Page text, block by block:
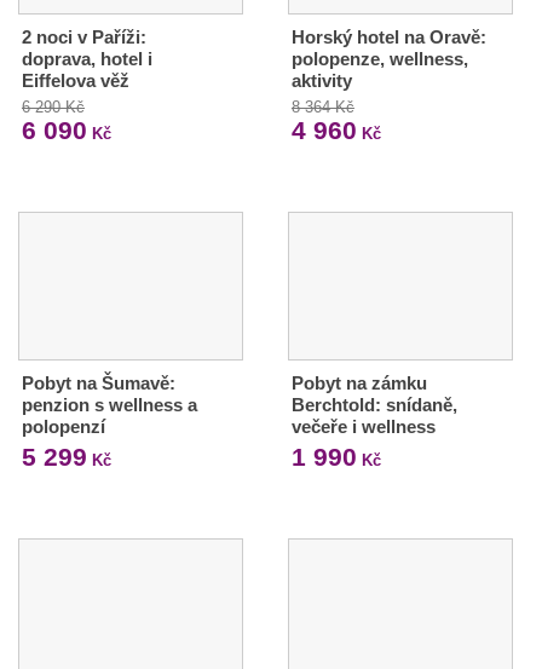
2 noci v Paříži:
doprava, hotel i
Eiffelova věž
6 290 Kč
6 090 Kč
Horský hotel na Oravě:
polopenze, wellness,
aktivity
8 364 Kč
4 960 Kč
Pobyt na Šumavě:
penzion s wellness a
polopenzí
5 299 Kč
Pobyt na zámku
Berchtold: snídaně,
večeře i wellness
1 990 Kč